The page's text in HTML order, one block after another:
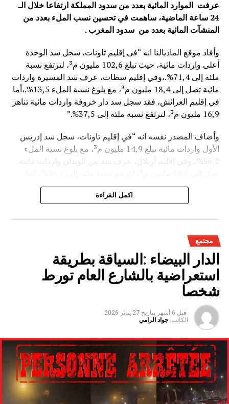
عرفت الموارد المائية بعدد من سدود المملكة ارتفاعا خلال الـ
24 ساعة الماضية، ساهمت في تحسين نسب الملء بعدد من
المنشآت المائية بعدد من سدود المغرب .
وأفاد موقع الماديالنا انه “في إقليم تاونات، سجل سد الوحدة
أعلى واردات مائية، حيث تبلغ 102,6 مليون م³، لترتفع نسبة
ملئه إلى 71,4%.،وفي إقليم سطات، عرف سد المسيرة واردات
مائية تصل إلى 18,4 مليون م³، مع بلوغ نسبة الملء 13,5%.،أما
في إقليم العرائش، فقد سجل سد دار خروفة واردات مائية تناهز
16,9 مليون م³، لترتفع نسبة ملئه إلى 37,5%.”
وأضاف المصدر نفسه انه “في إقليم تاونات، سجل سد إدريس
الأول واردات مائية تبلغ 14,9 مليون م³، مع بلوغ نسبة الملء
56,2%.،وفي إقليم أزيلال، عرف سد بين الويدان واردات مائية
وتعكس هذه المعطيات الأثر الإيجابي على الثروة المائية
الوطنية،والفرشة المئية عموما ووقعها الايجابي على الفلاحة بعد
سنوات الجفاف .
اكمل القراءة
مجتمع
الدار البيضاء :السياقة بطريقة
استعراضية بالشارع العام تورط
شخصا
قبل 6 أشهر بتاريخ 27 يناير 2026
الكاتب: جواد الرامي